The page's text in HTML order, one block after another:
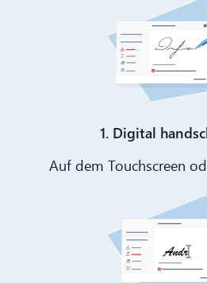
1. Digital
Auf dem Touchscreen